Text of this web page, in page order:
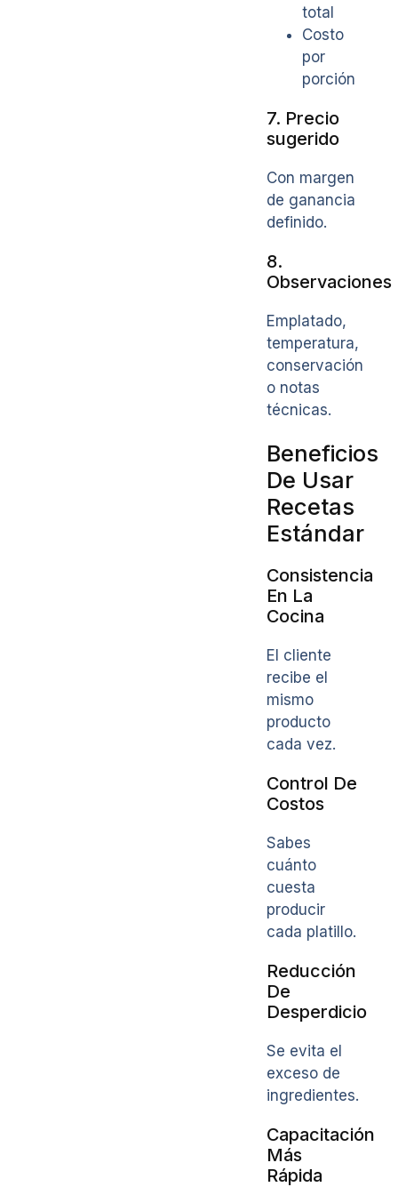
total
Costo
por
porción
7. Precio
sugerido
Con margen
de ganancia
definido.
8.
Observaciones
Emplatado,
temperatura,
conservación
o notas
técnicas.
Beneficios
De Usar
Recetas
Estándar
Consistencia
En La
Cocina
El cliente
recibe el
mismo
producto
cada vez.
Control De
Costos
Sabes
cuánto
cuesta
producir
cada platillo.
Reducción
De
Desperdicio
Se evita el
exceso de
ingredientes.
Capacitación
Más
Rápida